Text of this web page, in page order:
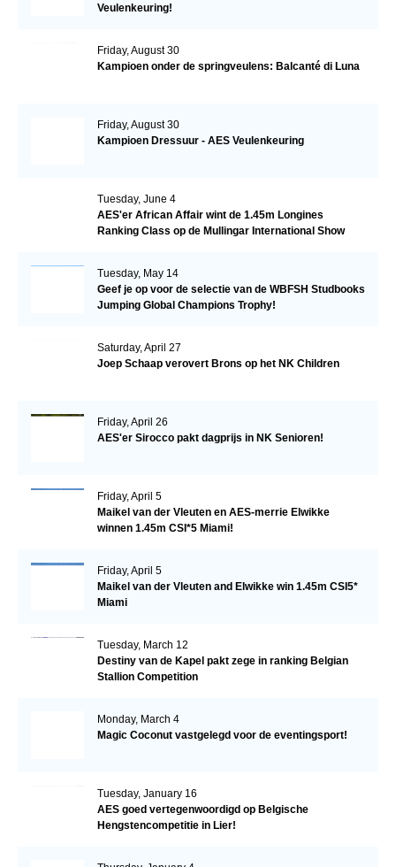
Veulenkeuring!
Friday, August 30
Kampioen onder de springveulens: Balcanté di Luna
Friday, August 30
Kampioen Dressuur - AES Veulenkeuring
Tuesday, June 4
AES'er African Affair wint de 1.45m Longines
Ranking Class op de Mullingar International Show
Tuesday, May 14
Geef je op voor de selectie van de WBFSH Studbooks
Jumping Global Champions Trophy!
Saturday, April 27
Joep Schaap verovert Brons op het NK Children
Friday, April 26
AES'er Sirocco pakt dagprijs in NK Senioren!
Friday, April 5
Maikel van der Vleuten en AES-merrie Elwikke
winnen 1.45m CSI*5 Miami!
Friday, April 5
Maikel van der Vleuten and Elwikke win 1.45m CSI5*
Miami
Tuesday, March 12
Destiny van de Kapel pakt zege in ranking Belgian
Stallion Competition
Monday, March 4
Magic Coconut vastgelegd voor de eventingsport!
Tuesday, January 16
AES goed vertegenwoordigd op Belgische
Hengstencompetitie in Lier!